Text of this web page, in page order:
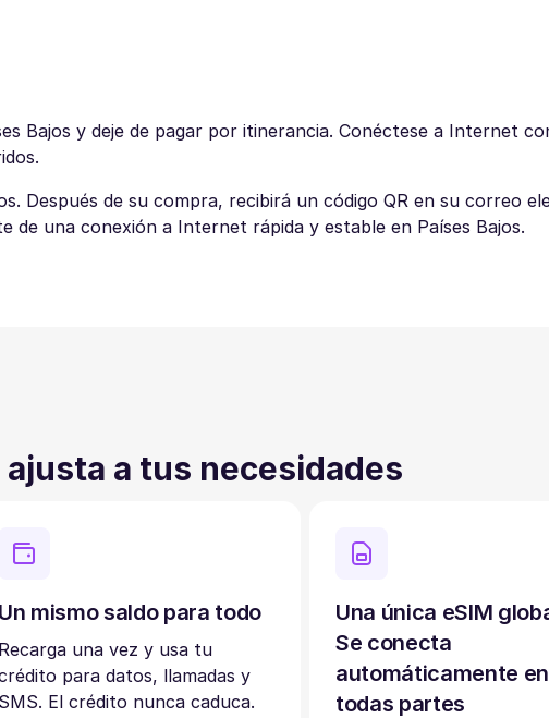
Bajos y deje de pagar por itinerancia. Conéctese a Internet
Después de su compra, recibirá un código QR en su correo
de una conexión a Internet rápida y estable en Países Bajos.
a tus necesidades
Un mismo saldo para todo
Recarga una vez y usa tu
para datos, llamadas y
SMS. El crédito nunca caduca.
Una única eSIM
Se conecta
automáticamente en
todas partes